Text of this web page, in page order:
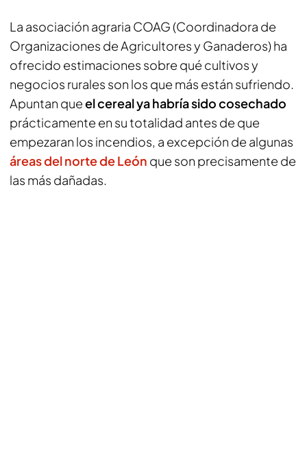
La asociación agraria COAG (Coordinadora de
Organizaciones de Agricultores y Ganaderos) ha
ofrecido estimaciones sobre qué cultivos y
negocios rurales son los que más están sufriendo.
Apuntan queel cereal ya habría sido cosechado
prácticamente en su totalidad antes de que
empezaran los incendios, a excepción de algunas
áreas del norte de León que son precisamente de
las más dañadas.